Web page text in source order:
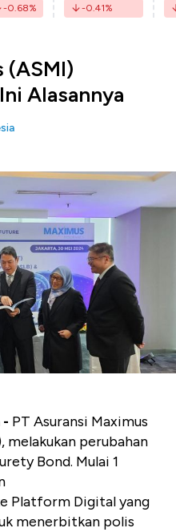
-0.68% -0.41%
(ASMI)
Alasannya
- PT Asuransi Maximus
melakukan perubahan
Bond. Mulai 1
Platform Digital yang
menerbitkan polis